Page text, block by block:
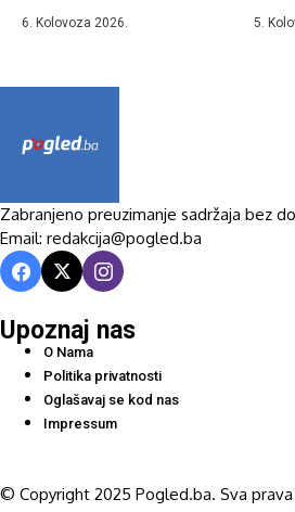
6. Kolovoza 2026. 5.
Zabranjeno preuzimanje sadržaja bez
Email: redakcija@pogled.ba
Upoznaj nas
O Nama
Politika privatnosti
Oglašavaj se kod nas
Impressum
© Copyright 2025 Pogled.ba. Sva prava